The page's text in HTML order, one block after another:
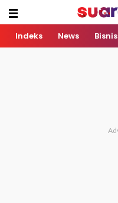
Indeks News Bisnis